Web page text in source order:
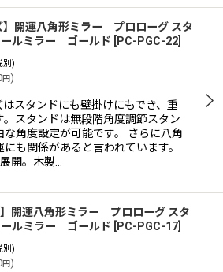
】開運八角形ミラー プロローグ スタ
ールミラー ゴールド
PC-PGC-22
別)
円)
はスタンドにも壁掛けにもでき、重
。スタンドは無段階角度調節スタン
な角度設定が可能です。 さらに八角
にも関係があると言われています。
開。木製…
】開運八角形ミラー プロローグ スタ
ールミラー ゴールド
PC-PGC-17
別)
円)